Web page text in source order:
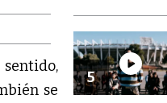
sentido,
se
5